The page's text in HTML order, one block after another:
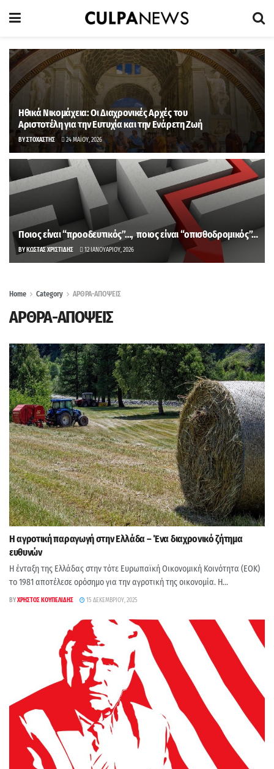
Ηθικά Νικομάχεια: Οι Διαχρονικές Αρχές του
Αριστοτέλη για την Ευτυχία και την Ενάρετη Ζωή
BYΣΤΟΧΑΣΤΉΣ 24 ΜΑΪ́ΟΥ, 2026
Ποιος είναι “προοδευτικός”…, ποιος είναι “οπισθοδρομικός”…
BY ΚΏΣΤΑΣ ΧΡΙΣΤΊΔΗΣ 12 ΙΑΝΟΥΑΡΊΟΥ, 2026
Home Category ΑΡΘΡΑ-ΑΠΟΨΕΙΣ
ΑΡΘΡΑ-ΑΠΟΨΕΙΣ
Η αγροτική παραγωγή στην Ελλάδα – Ένα διαχρονικό ζήτημα
ευθυνών
H ένταξη της Ελλάδας στην τότε Ευρωπαϊκή Οικονομική Κοινότητα (ΕΟΚ)
το 1981 αποτέλεσε ορόσημο για την αγροτική της οικονομία. Η...
BYΧΡΉΣΤΟΣ ΚΟΥΠΕΛΊΔΗΣ 15 ΔΕΚΕΜΒΡΊΟΥ, 2025